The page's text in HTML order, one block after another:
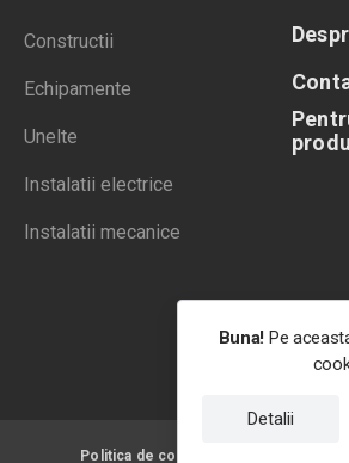
Constructii
Echipamente
Unelte
Instalatii electrice
Instalatii mecanice
Politica de confidentialitate
Buna! Pe
Detalii